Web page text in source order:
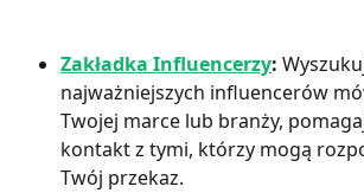
Zakładka Influencerzy:
najważniejszych influencerów
Twojej marce lub branży,
kontakt z tymi, którzy mogą
Twój przekaz.